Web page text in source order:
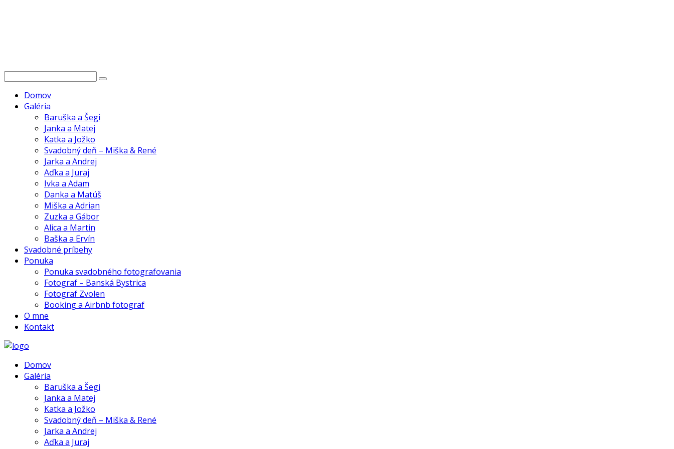
Domov
Galéria
Baruška a Šegi
Janka a Matej
Katka a Jožko
Svadobný deň – Miška & René
Jarka a Andrej
Aďka a Juraj
Ivka a Adam
Danka a Matúš
Miška a Adrian
Zuzka a Gábor
Alica a Martin
Baška a Ervín
Svadobné príbehy
Ponuka
Ponuka svadobného fotografovania
Fotograf – Banská Bystrica
Fotograf Zvolen
Booking a Airbnb fotograf
O mne
Kontakt
Domov
Galéria
Baruška a Šegi
Janka a Matej
Katka a Jožko
Svadobný deň – Miška & René
Jarka a Andrej
Aďka a Juraj